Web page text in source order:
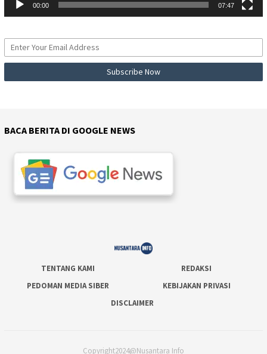
00:00 07:47
BACA BERITA DI GOOGLE NEWS
TENTANG KAMI
REDAKSI
PEDOMAN MEDIA SIBER
KEBIJAKAN PRIVASI
DISCLAIMER
Copyright2024@Nusantara Info